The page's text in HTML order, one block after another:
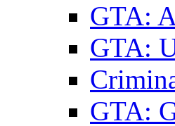
GTA:
GTA:
GTA: